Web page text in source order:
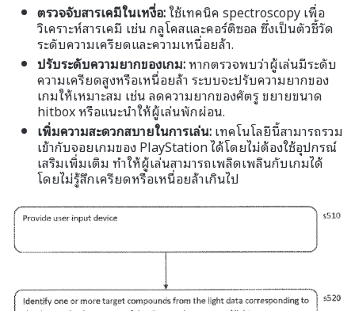
ตรวจจับสารเคมีในเหงื่อ:ใช้เทคนิค spectroscopy เพื่อ
วิเคราะห์สารเคมี เช่น กลูโคสและคอร์ติซอล ซึ่งเป็นตัวชี้วัด
ระดับความเครียดและความเหนื่อยล้า.
ปรับระดับความยากของเกม:หากตรวจพบว่าผู้เล่นมีระดับ
ความเครียดสูงหรือเหนื่อยล้า ระบบจะปรับความยากของ
เกมให้เหมาะสม เช่น ลดความยากของศัตรู ขยายขนาด
hitbox หรือแนะนำให้ผู้เล่นพักผ่อน.
เพิ่มความสะดวกสบายในการเล่น:เทคโนโลยีนี้สามารถรวม
เข้ากับจอยเกมของ PlayStation ได้โดยไม่ต้องใช้อุปกรณ์
เสริมเพิ่มเติม ทำให้ผู้เล่นสามารถเพลิดเพลินกับเกมได้
โดยไม่รู้สึกเครียดหรือเหนื่อยล้าเกินไป